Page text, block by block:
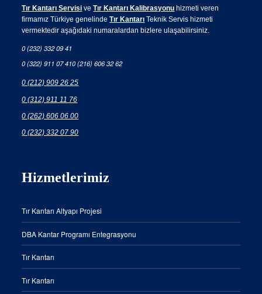
Tır Kantarı Servisi veTır Kantarı Kalibrasyonu hizmeti veren
firmamız Türkiye genelindeTır Kantarı Teknik Servis hizmeti
vermektedir aşağıdaki numaralardan bizlere ulaşabilirsiniz.
0 (232) 332 09 41
0 (322) 911 07 410 (216) 606 32 62
0 (212) 909 26 25
0 (312) 911 11 76
0 (262) 606 06 00
0 (232) 332 07 90
Hizmetlerimiz
Tır Kantarı Altyapı Projesi
DBA Kantar Programı Entegrasyonu
Tır Kantarı
Tır Kantarı